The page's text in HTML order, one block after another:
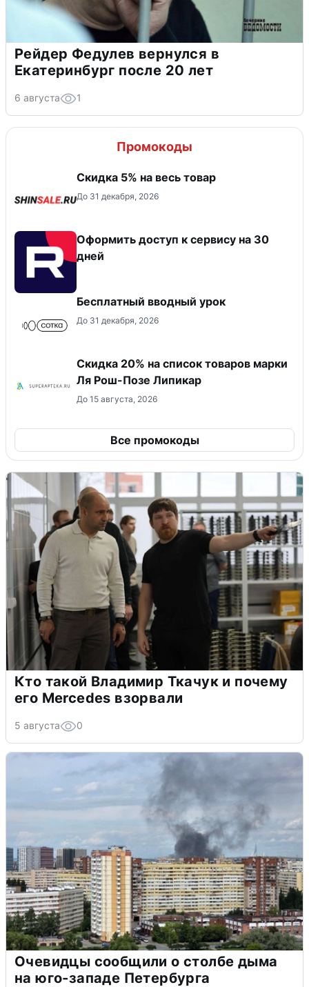
Рейдер Федулев вернулся в
Екатеринбург после 20 лет
6 августа 1
Промокоды
Скидка 5% на весь товар
До 31 декабря, 2026
Оформить доступ к сервису на 30
дней
Бесплатный вводный урок
До 31 декабря, 2026
Скидка 20% на список товаров марки
Ля Рош-Позе Липикар
До 15 августа, 2026
Все промокоды
Кто такой Владимир Ткачук и почему
его Mercedes взорвали
5 августа 0
Очевидцы сообщили о столбе дыма
на юго-западе Петербурга